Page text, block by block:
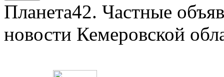
Планета42. Частные
новости Кемеровской